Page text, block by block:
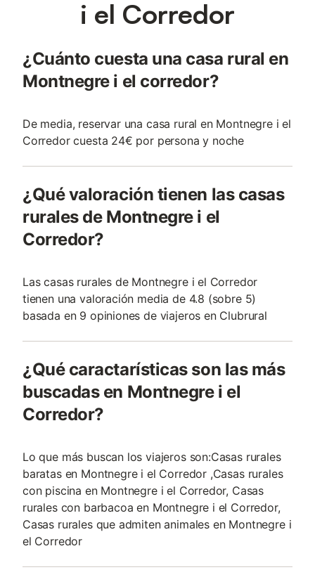
i el Corredor
¿Cuánto cuesta una casa rural en
Montnegre i el corredor?
De media, reservar una casa rural en Montnegre i el
Corredor cuesta 24€ por persona y noche
¿Qué valoración tienen las casas
rurales de Montnegre i el
Corredor?
Las casas rurales de Montnegre i el Corredor
tienen una valoración media de 4.8 (sobre 5)
basada en 9 opiniones de viajeros en Clubrural
¿Qué caractarísticas son las más
buscadas en Montnegre i el
Corredor?
Lo que más buscan los viajeros son:Casas rurales
baratas en Montnegre i el Corredor ,Casas rurales
con piscina en Montnegre i el Corredor, Casas
rurales con barbacoa en Montnegre i el Corredor,
Casas rurales que admiten animales en Montnegre i
el Corredor